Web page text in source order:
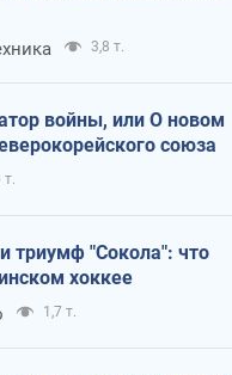
3,8 т.
войны, или О новом
союза
триумф "Сокола": что
хоккее
1,7 т.